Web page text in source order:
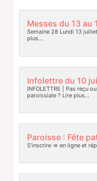
Messes du 13 au
Semaine 28 Lundi 13
plus…
Infolettre du 10
INFOLETTRE | Pas reçu
paroissiale ? Lire plus…
Paroisse : Fête
S’inscrire => en ligne et